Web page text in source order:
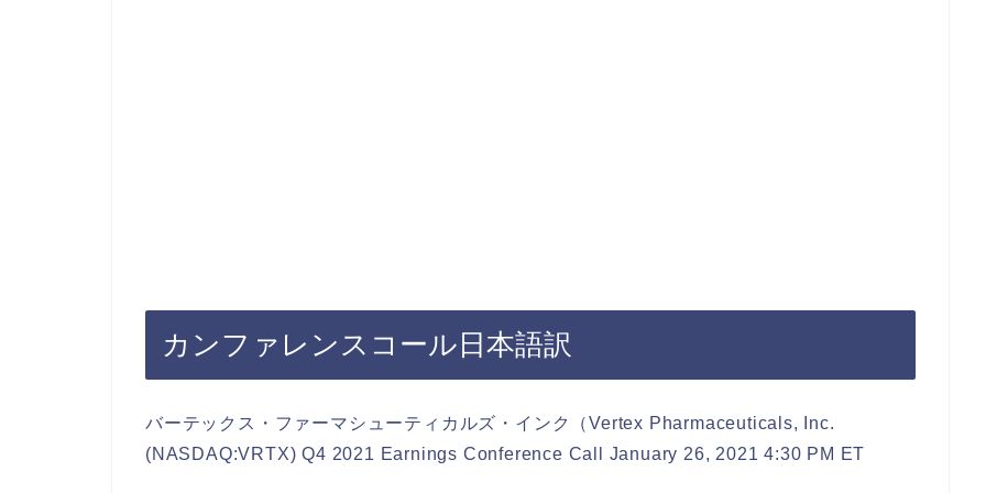
カンファレンスコール日本語訳
バーテックス・ファーマシューティカルズ・インク（Vertex Pharmaceuticals, Inc.
(NASDAQ:VRTX) Q4 2021 Earnings Conference Call January 26, 2021 4:30 PM ET